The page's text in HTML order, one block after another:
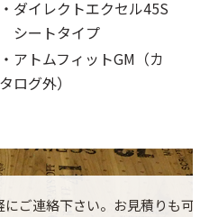
・ダイレクトエクセル45S
シートタイプ
・アトムフィットGM（カ
タログ外）
にご連絡下さい。お見積りも可